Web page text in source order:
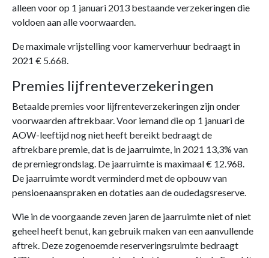
alleen voor op 1 januari 2013 bestaande verzekeringen die
voldoen aan alle voorwaarden.
De maximale vrijstelling voor kamerverhuur bedraagt in
2021 € 5.668.
Premies lijfrenteverzekeringen
Betaalde premies voor lijfrenteverzekeringen zijn onder
voorwaarden aftrekbaar. Voor iemand die op 1 januari de
AOW-leeftijd nog niet heeft bereikt bedraagt de
aftrekbare premie, dat is de jaarruimte, in 2021 13,3% van
de premiegrondslag. De jaarruimte is maximaal € 12.968.
De jaarruimte wordt verminderd met de opbouw van
pensioenaanspraken en dotaties aan de oudedagsreserve.
Wie in de voorgaande zeven jaren de jaarruimte niet of niet
geheel heeft benut, kan gebruik maken van een aanvullende
aftrek. Deze zogenoemde reserveringsruimte bedraagt